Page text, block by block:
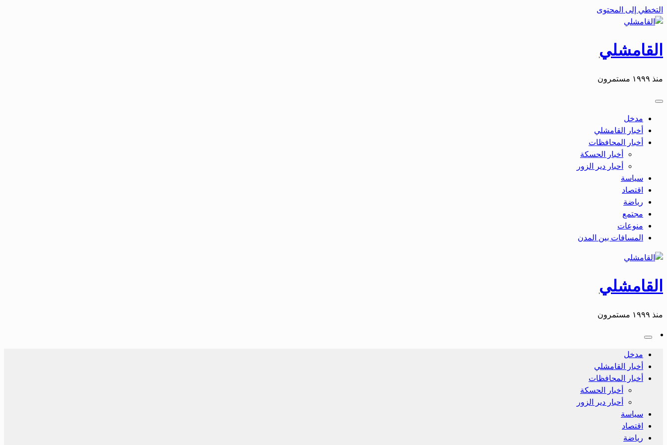
التخطي إلى المحتوى
القامشلي
منذ ١٩٩٩ مستمرون
مدخل
أخبار القامشلي
أخبار المحافظات
أخبار الحسكة
أحبار دير الزور
سياسة
اقتصاد
رياضة
مجتمع
منوعات
المسافات بين المدن
القامشلي
منذ ١٩٩٩ مستمرون
مدخل
أخبار القامشلي
أخبار المحافظات
أخبار الحسكة
أحبار دير الزور
سياسة
اقتصاد
رياضة